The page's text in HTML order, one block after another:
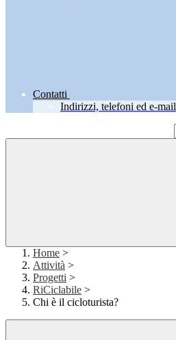
Contatti
Indirizzi, telefoni ed e-mail
Home >
Attività >
Progetti >
RiCiclabile >
Chi è il cicloturista?